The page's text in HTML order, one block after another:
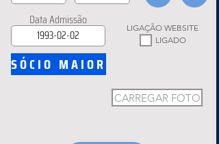
Data Admissão
LIGAÇÃO WEBSITE
LIGADO
SÓCIO MAIOR
CARREGAR FOTO